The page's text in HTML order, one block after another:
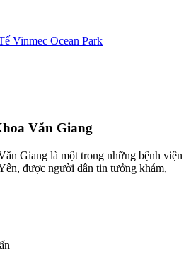
Vinmec Ocean Park
Văn Giang
Giang là một trong những bệnh viện
được người dân tin tưởng khám,